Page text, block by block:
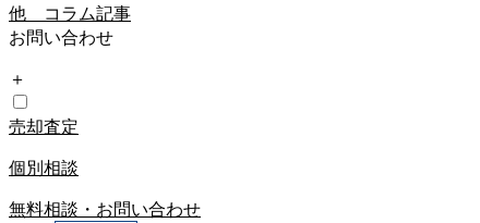
他 コラム記事
お問い合わせ
＋
売却査定
個別相談
無料相談・お問い合わせ